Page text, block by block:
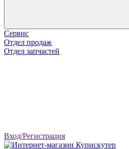
Сервис
Отдел продаж
Отдел запчастей
Вход/Регистрация